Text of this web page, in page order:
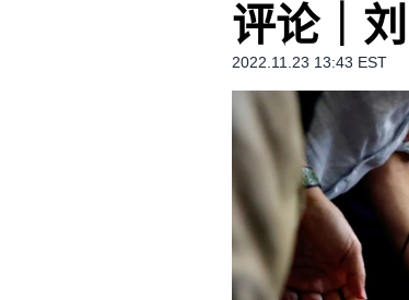
评论｜
2022.11.23 13:43 EST